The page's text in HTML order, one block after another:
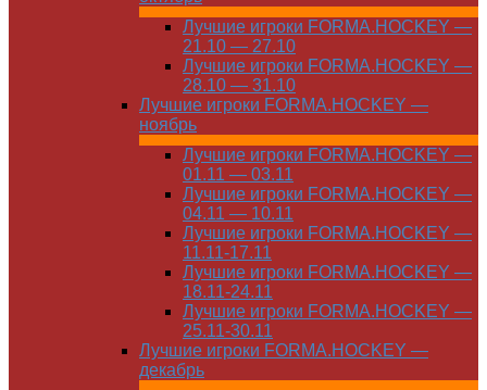
Лучшие игроки FORMA.HOCKEY —
21.10 — 27.10
Лучшие игроки FORMA.HOCKEY —
28.10 — 31.10
Лучшие игроки FORMA.HOCKEY —
ноябрь
Лучшие игроки FORMA.HOCKEY —
01.11 — 03.11
Лучшие игроки FORMA.HOCKEY —
04.11 — 10.11
Лучшие игроки FORMA.HOCKEY —
11.11-17.11
Лучшие игроки FORMA.HOCKEY —
18.11-24.11
Лучшие игроки FORMA.HOCKEY —
25.11-30.11
Лучшие игроки FORMA.HOCKEY —
декабрь